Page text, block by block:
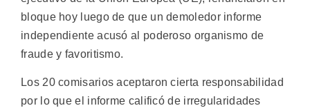
bloque hoy luego de que un demoledor informe
independiente acusó al poderoso organismo de
fraude y favoritismo.
Los 20 comisarios aceptaron cierta responsabilidad
por lo que el informe calificó de irregularidades